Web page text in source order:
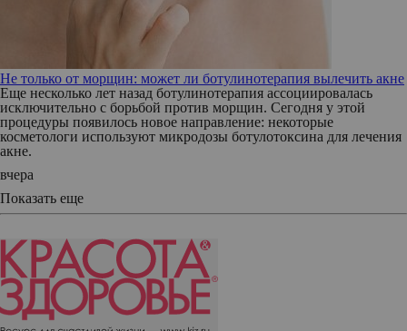
Не только от морщин: может ли ботулинотерапия вылечить акне
Еще несколько лет назад ботулинотерапия ассоциировалась
исключительно с борьбой против морщин. Сегодня у этой
процедуры появилось новое направление: некоторые
косметологи используют микродозы ботулотоксина для лечения
акне.
вчера
Показать еще